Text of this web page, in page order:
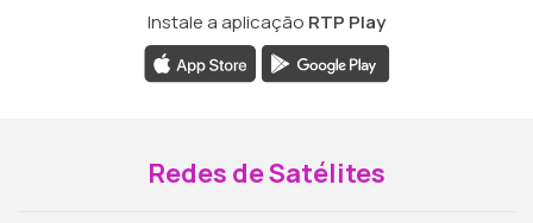
Instale a aplicação RTP Play
Redes de Satélites